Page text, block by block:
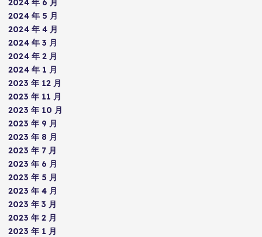
2024 年 6 月
2024 年 5 月
2024 年 4 月
2024 年 3 月
2024 年 2 月
2024 年 1 月
2023 年 12 月
2023 年 11 月
2023 年 10 月
2023 年 9 月
2023 年 8 月
2023 年 7 月
2023 年 6 月
2023 年 5 月
2023 年 4 月
2023 年 3 月
2023 年 2 月
2023 年 1 月